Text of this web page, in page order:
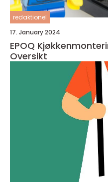
redaktionel
17. January 2024
EPOQ
Oversikt